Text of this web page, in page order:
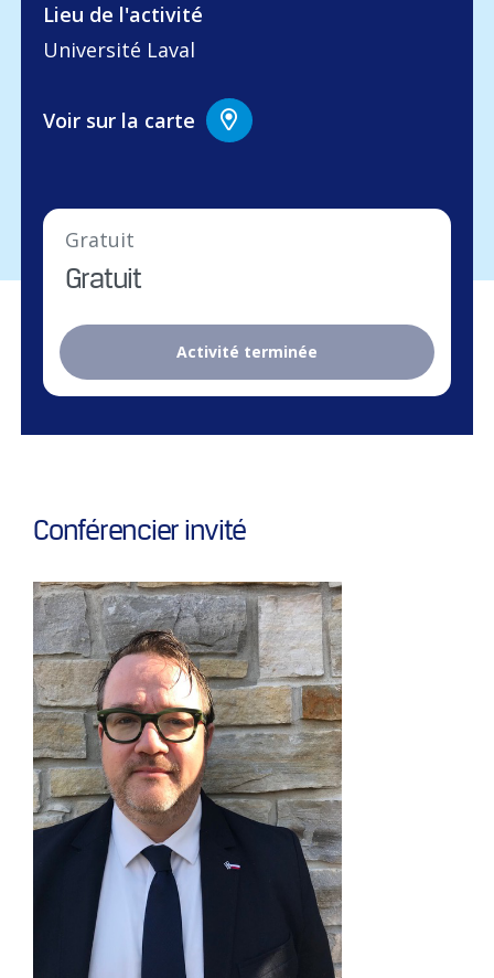
Lieu de l'activité
Université Laval
Voir sur la carte
Gratuit
Gratuit
Activité terminée
Conférencier invité